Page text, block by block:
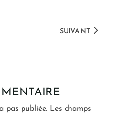
SUIVANT
pas publiée. Les champs